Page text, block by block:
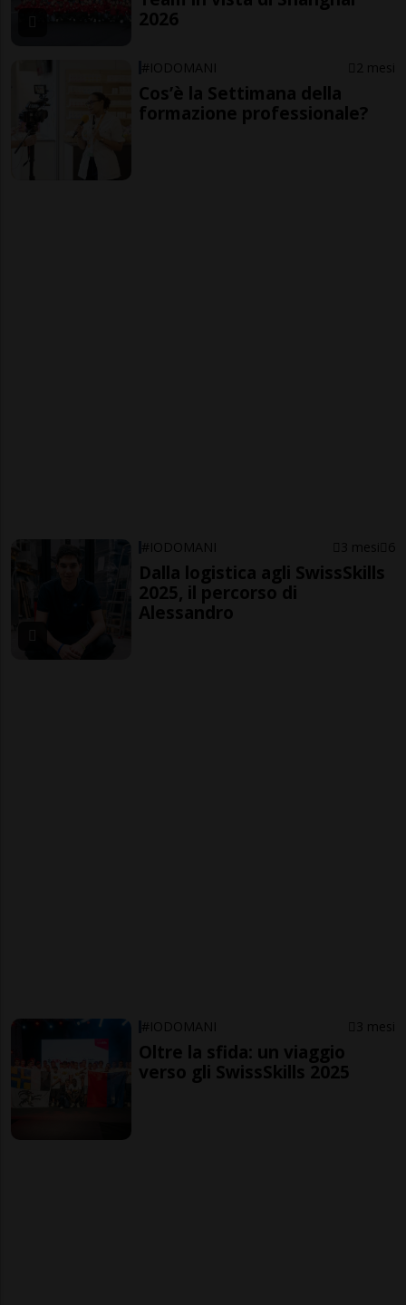
2026
#IODOMANI 2 mesi
Cos’è la Settimana della
formazione professionale?
#IODOMANI 3 mesi 6
Dalla logistica agli SwissSkills
2025, il percorso di
Alessandro
#IODOMANI 3 mesi
Oltre la sfida: un viaggio
verso gli SwissSkills 2025